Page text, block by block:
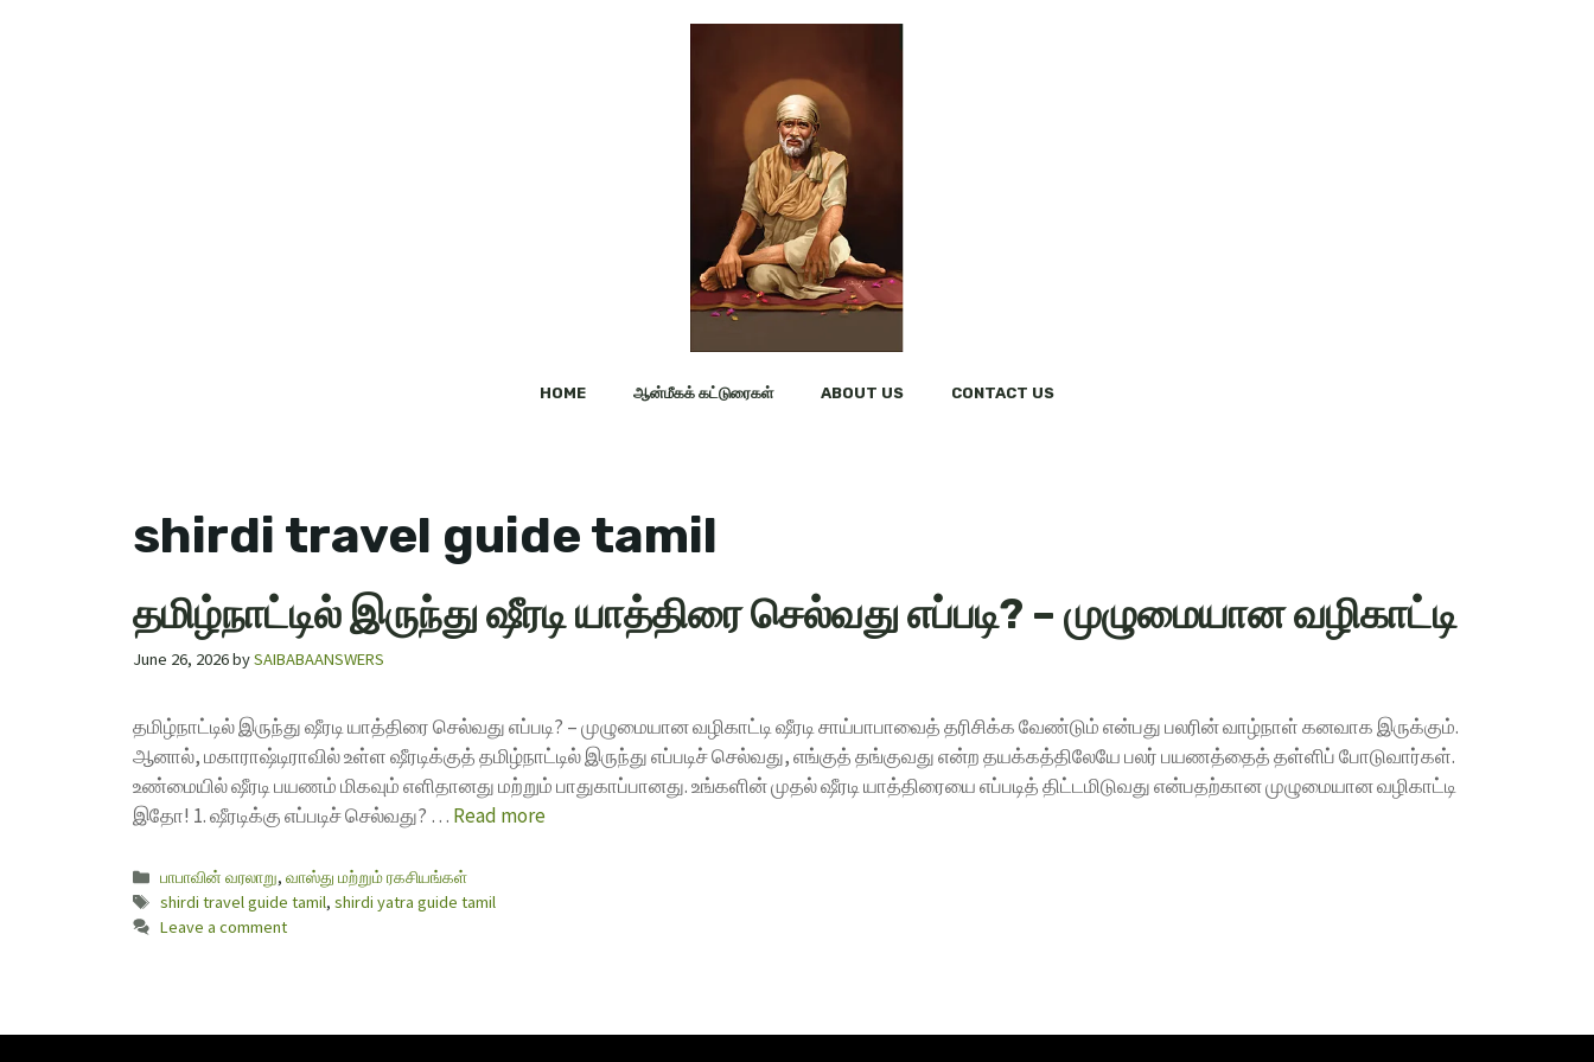
HOME ஆன்மீகக் கட்டுரைகள் ABOUT US CONTACT US
shirdi travel guide tamil
தமிழ்நாட்டில் இருந்து ஷீரடி யாத்திரை செல்வது எப்படி? – முழுமையான வழிகாட்டி
June 26, 2026bySAIBABAANSWERS
தமிழ்நாட்டில் இருந்து ஷீரடி யாத்திரை செல்வது எப்படி? – முழுமையான வழிகாட்டி ஷீரடி சாய்பாபாவைத் தரிசிக்க வேண்டும் என்பது பலரின் வாழ்நாள் கனவாக இருக்கும்.
ஆனால், மகாராஷ்டிராவில் உள்ள ஷீரடிக்குத் தமிழ்நாட்டில் இருந்து எப்படிச் செல்வது, எங்குத் தங்குவது என்ற தயக்கத்திலேயே பலர் பயணத்தைத் தள்ளிப் போடுவார்கள்.
உண்மையில் ஷீரடி பயணம் மிகவும் எளிதானது மற்றும் பாதுகாப்பானது. உங்களின் முதல் ஷீரடி யாத்திரையை எப்படித் திட்டமிடுவது என்பதற்கான முழுமையான வழிகாட்டி
இதோ! 1. ஷீரடிக்கு எப்படிச் செல்வது? … Read more
பாபாவின் வரலாறு,வாஸ்து மற்றும் ரகசியங்கள்
shirdi travel guide tamil,shirdi yatra guide tamil
Leave a comment